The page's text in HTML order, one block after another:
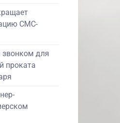
СМС-
звонком для
проката